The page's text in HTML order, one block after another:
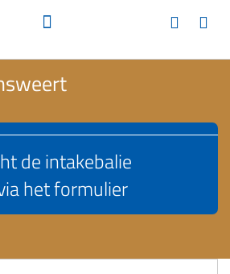
de intakebalie
het formulier